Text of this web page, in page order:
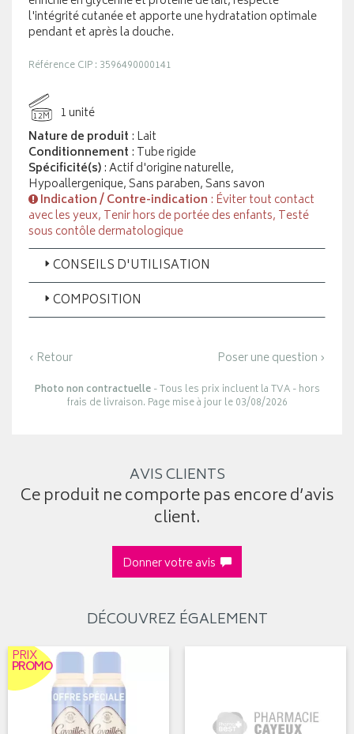
l'intégrité cutanée et apporte une hydratation optimale
pendant et après la douche.
Référence CIP : 3596490000141
12M
1 unité
Nature de produit : Lait
Conditionnement : Tube rigide
Spécificité(s): Actif d'origine naturelle,
Hypoallergenique, Sans paraben, Sans savon
Indication / Contre-indication : Éviter tout contact
avec les yeux, Tenir hors de portée des enfants, Testé
sous contôle dermatologique
CONSEILS D'UTILISATION
COMPOSITION
‹ Retour Poser une question ›
Photo non contractuelle- Tous les prix incluent la TVA - hors
frais de livraison. Page mise à jour le 03/08/2026
AVIS CLIENTS
Ce produit ne comporte pas encore d’avis
client.
Donner votre avis
DÉCOUVREZ ÉGALEMENT
PRIX
PROMO